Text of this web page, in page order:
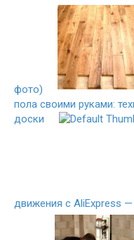
фото)
пола своими руками:
доски
движения с AliExpress